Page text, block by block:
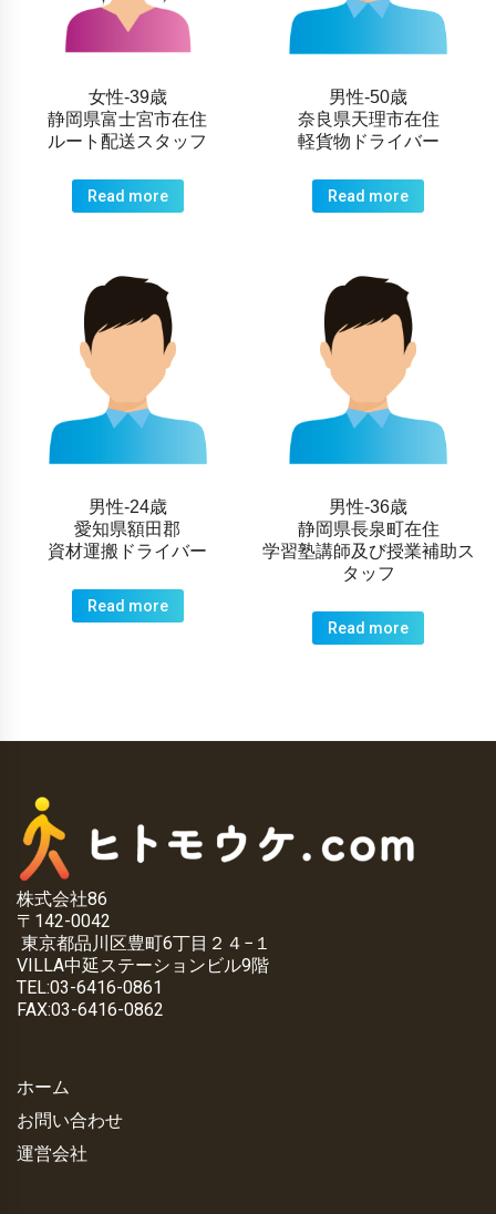
女性-39歳
静岡県富士宮市在住
ルート配送スタッフ
Read more
男性-50歳
奈良県天理市在住
軽貨物ドライバー
Read more
男性-24歳
愛知県額田郡
資材運搬ドライバー
Read more
男性-36歳
静岡県長泉町在住
学習塾講師及び授業補助ス
タッフ
Read more
株式会社86
〒142-0042
東京都品川区豊町6丁目２４−１
VILLA中延ステーションビル9階
TEL:03-6416-0861
FAX:03-6416-0862
ホーム
お問い合わせ
運営会社